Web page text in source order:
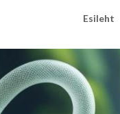
Esileht